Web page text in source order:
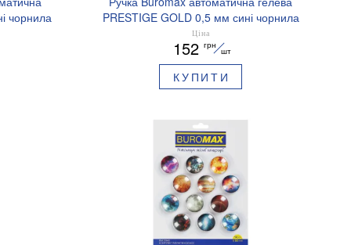
чорнила
PRESTIGE GOLD 0,5 мм сині чорнила
BM.83101
Ціна
152 грн
шт
КУПИТИ